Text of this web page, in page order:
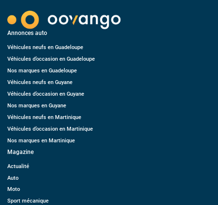
Annonces auto
Véhicules neufs en Guadeloupe
Véhicules d’occasion en Guadeloupe
Nos marques en Guadeloupe
Véhicules neufs en Guyane
Véhicules d’occasion en Guyane
Nos marques en Guyane
Véhicules neufs en Martinique
Véhicules d’occasion en Martinique
Nos marques en Martinique
Magazine
Actualité
Auto
Moto
Sport mécanique